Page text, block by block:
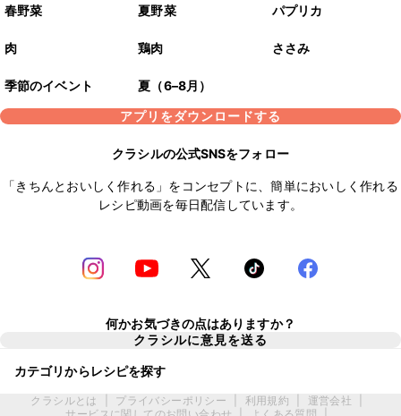
春野菜 夏野菜 パプリカ
肉 鶏肉 ささみ
季節のイベント
夏（6–8月）
アプリをダウンロードする
クラシルの公式SNSをフォロー
「きちんとおいしく作れる」をコンセプトに、簡単においしく作れる
レシピ動画を毎日配信しています。
何かお気づきの点はありますか？
クラシルに意見を送る
カテゴリからレシピを探す
クラシルとは プライバシーポリシー 利用規約 運営会社